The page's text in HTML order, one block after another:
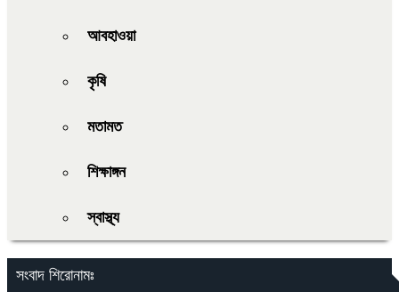
আবহাওয়া
কৃষি
মতামত
শিক্ষাঙ্গন
স্বাস্থ্য
সংবাদ শিরোনামঃ